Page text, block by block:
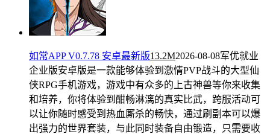
如常APP V0.7.78 安卓最新版13.2M2026-08-08军优就业
企业版安卓版是一款能够体验到激情PVP战斗的大型仙
侠RPG手机游戏，游戏中有众多的上古神兽等你来收集
和培养，你将体验到酣畅淋漓的真实比武，跨服活动可
以让你随时感受到热血厮杀的畅快，通过刷副本可以爆
出强力的世界套装，与此同时装备自由锻造，只需要收